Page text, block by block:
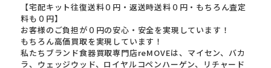
【宅配キット往復送料０円・返送時送料０円・もちろん査定
料も０円】
お客様のご負担が０円の安心・安全を実現しています！
もちろん高価買取を実現しています！
私たちブランド食器買取専門店reMOVEは、マイセン、バカ
ラ、ウェッジウッド、ロイヤルコペンハーゲン、リチャード